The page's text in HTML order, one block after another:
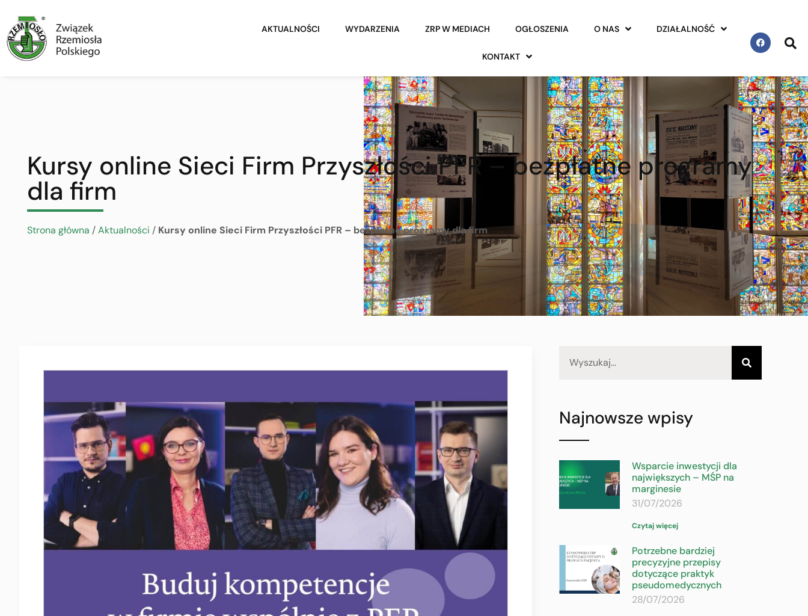
AKTUALNOŚCI WYDARZENIA ZRP W MEDIACH OGŁOSZENIA O NAS DZIAŁALNOŚĆ
KONTAKT
Kursy online Sieci Firm Przyszłości PFR – bezpłatne programy
dla firm
Strona główna /Aktualności / Kursy online Sieci Firm Przyszłości PFR – bezpłatne programy dla firm
Najnowsze wpisy
Wsparcie inwestycji dla
największych – MŚP na
marginesie
31/07/2026
Czytaj więcej
Potrzebne bardziej
precyzyjne przepisy
dotyczące praktyk
pseudomedycznych
28/07/2026